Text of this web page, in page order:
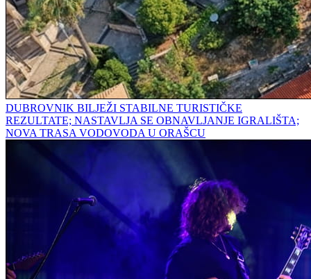
DUBROVNIK BILJEŽI STABILNE TURISTIČKE
REZULTATE; NASTAVLJA SE OBNAVLJANJE IGRALIŠTA;
NOVA TRASA VODOVODA U ORAŠCU